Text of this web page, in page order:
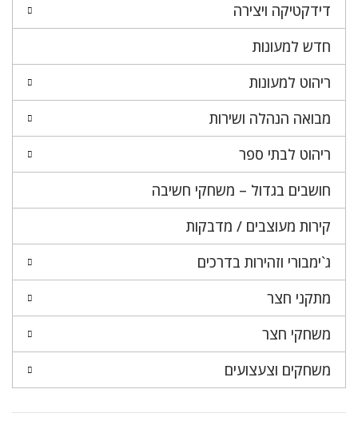
דידקטיקה ויצירה
חדש למעונות
ריהוט למעונות
מבואה הנהלה ושירות
ריהוט לבתי ספר
חושבים בגדול – משחקי חשיבה
קירות מעוצבים / מדבקות
ג`ימבורי וזהירות בדרכים
מתקני חצר
משחקי חצר
משחקים וצעצועים